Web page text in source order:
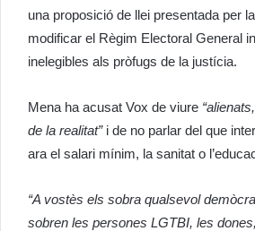
una proposició de llei presentada per
modificar el Règim Electoral General
inelegibles als pròfugs de la justícia.
Mena ha acusat Vox de viure
de la realitat”i de no parlar del que
ara el salari mínim, la sanitat o
“A vostès els sobra qualsevol
sobren les persones LGTBI, les